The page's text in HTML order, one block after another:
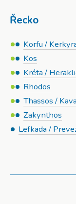
Řecko
Korfu /
Kos
Kréta /
Rhodos
Thassos /
Zakynthos
Lefkada /